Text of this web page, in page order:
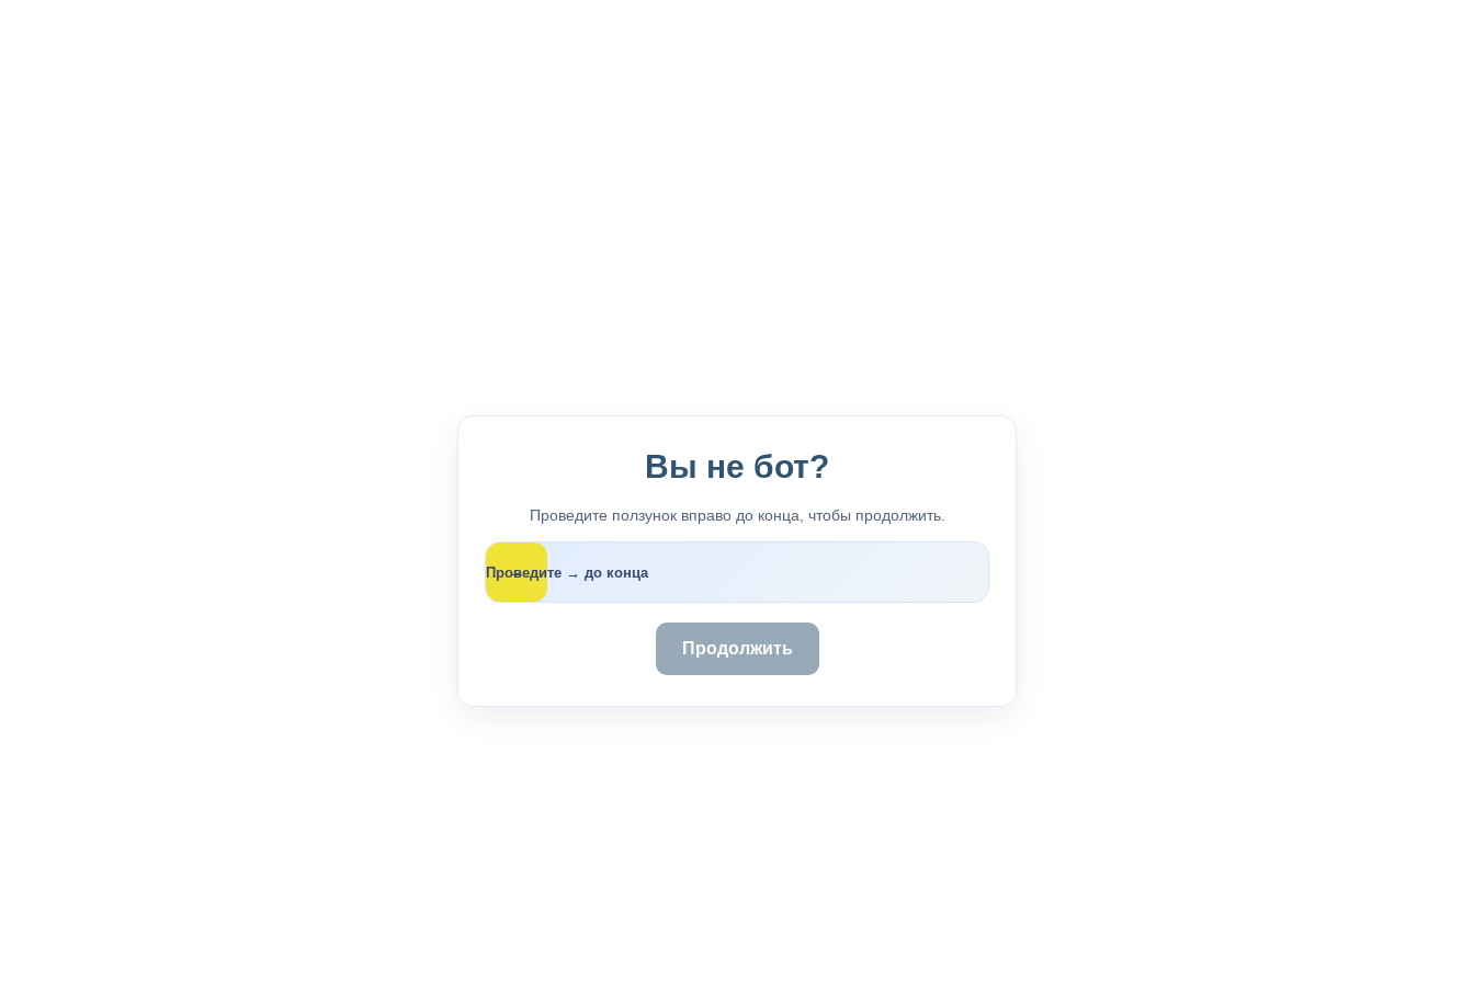
Вы не бот?
Проведите ползунок вправо до конца, чтобы продолжить.
Проведите → до конца
→
Продолжить